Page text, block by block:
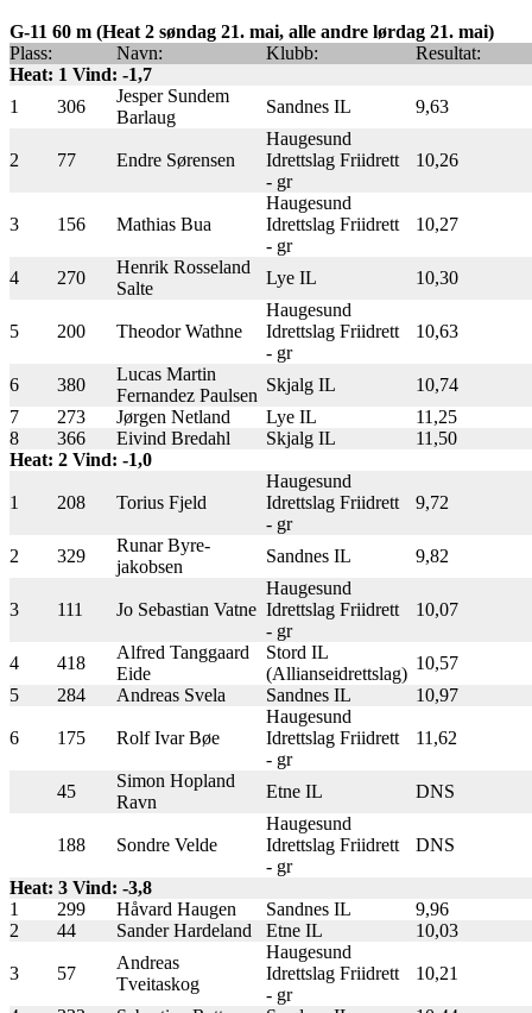
G-11 60 m (Heat 2 søndag 21. mai, alle andre lørdag 21. mai)
Plass:
Navn: Klubb:
Resultat:
Heat: 1 Vind: -1,7
1
306
Jesper Sundem
Barlaug
Sandnes IL 9,63
2 77 Endre Sørensen
Haugesund
Idrettslag Friidrett
- gr
10,26
3 156 Mathias Bua
Haugesund
Idrettslag Friidrett
- gr
10,27
4 270
Henrik Rosseland
Salte
Lye IL 10,30
5 200 Theodor Wathne
Haugesund
Idrettslag Friidrett
- gr
10,63
6 380
Lucas Martin
Fernandez Paulsen
Skjalg IL
10,74
7
273 Jørgen Netland Lye IL
11,25
8
366 Eivind Bredahl Skjalg IL
11,50
Heat: 2 Vind: -1,0
1 208 Torius Fjeld
Haugesund
Idrettslag Friidrett
- gr
9,72
2 329
Runar Byre-
jakobsen
Sandnes IL 9,82
3 111 Jo Sebastian Vatne
Haugesund
Idrettslag Friidrett
- gr
10,07
4 418
Alfred Tanggaard
Eide
Stord IL
(Allianseidrettslag)
10,57
5
284 Andreas Svela Sandnes IL 10,97
6 175 Rolf Ivar Bøe
Haugesund
Idrettslag Friidrett
- gr
11,62
45
Simon Hopland
Ravn
Etne IL DNS
188 Sondre Velde
Haugesund
Idrettslag Friidrett
- gr
DNS
Heat: 3 Vind: -3,8
1
299 Håvard Haugen Sandnes IL
9,96
2
44 Sander Hardeland Etne IL 10,03
3 57
Andreas
Tveitaskog
Haugesund
Idrettslag Friidrett
- gr
10,21